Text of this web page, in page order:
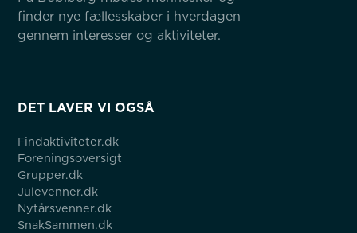
finder nye fællesskaber i hverdagen
gennem interesser og aktiviteter.
DET LAVER VI OGSÅ
Findaktiviteter.dk
Foreningsoversigt
Grupper.dk
Julevenner.dk
Nytårsvenner.dk
SnakSammen.dk